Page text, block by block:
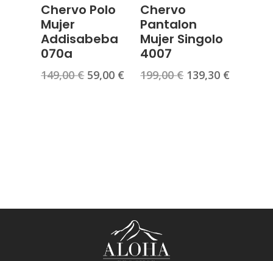
Chervo Polo
Mujer
Addisabeba
070a
149,00€ El
59,00 €
Chervo
Pantalon
Mujer Singolo
4007
199,00€ El
139,30 €